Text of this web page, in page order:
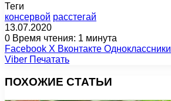
Теги
консервой расстегай
13.07.2020
0 Время чтения: 1 минута
Facebook X Вконтакте Одноклассники
Viber Печатать
ПОХОЖИЕ СТАТЬИ